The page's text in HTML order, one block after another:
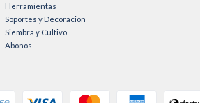
Herramientas
Soportes y Decoración
Siembra y Cultivo
Abonos